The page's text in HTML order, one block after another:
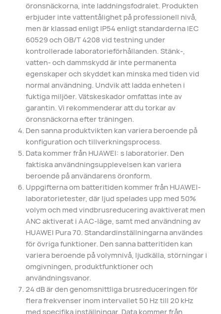
öronsnäckorna, inte laddningsfodralet. Produkten
erbjuder inte vattentålighet på professionell nivå,
men är klassad enligt IP54 enligt standarderna IEC
60529 och GB/T 4208 vid testning under
kontrollerade laboratorieförhållanden. Stänk-,
vatten- och dammskydd är inte permanenta
egenskaper och skyddet kan minska med tiden vid
normal användning. Undvik att ladda enheten i
fuktiga miljöer. Vätskeskador omfattas inte av
garantin. Vi rekommenderar att du torkar av
öronsnäckorna efter träningen.
Den sanna produktvikten kan variera beroende på
konfiguration och tillverkningsprocess.
Data kommer från HUAWEI: s laboratorier. Den
faktiska användningsupplevelsen kan variera
beroende på användarens öronform.
Uppgifterna om batteritiden kommer från HUAWEI-
laboratorietester, där ljud spelades upp med 50%
volym och med vindbrusreducering avaktiverat men
ANC aktiverat i AAC-läge, samt med användning av
HUAWEI Pura 70. Standardinställningarna användes
för övriga funktioner. Den sanna batteritiden kan
variera beroende på volymnivå, ljudkälla, störningar i
omgivningen, produktfunktioner och
användningsvanor.
24 dB är den genomsnittliga brusreduceringen för
flera frekvenser inom intervallet 50 Hz till 20 kHz
med specifika inställningar. Data kommer från